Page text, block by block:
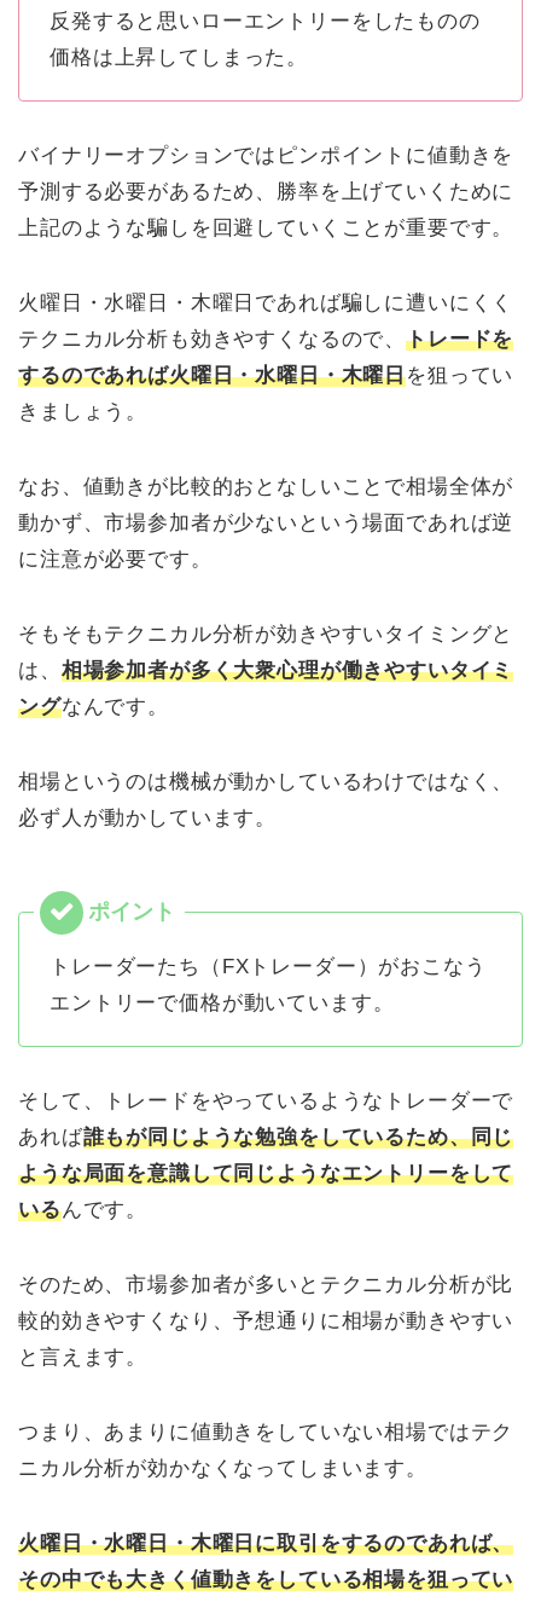
反発すると思いローエントリーをしたものの
価格は上昇してしまった。
バイナリーオプションではピンポイントに値動きを
予測する必要があるため、勝率を上げていくために
上記のような騙しを回避していくことが重要です。
火曜日・水曜日・木曜日であれば騙しに遭いにくく
テクニカル分析も効きやすくなるので、トレードを
するのであれば火曜日・水曜日・木曜日を狙ってい
きましょう。
なお、値動きが比較的おとなしいことで相場全体が
動かず、市場参加者が少ないという場面であれば逆
に注意が必要です。
そもそもテクニカル分析が効きやすいタイミングと
は、 相場参加者が多く大衆心理が働きやすいタイミ
ングなんです。
相場というのは機械が動かしているわけではなく、
必ず人が動かしています。
トレーダーたち（FXトレーダー）がおこなう
エントリーで価格が動いています。
そして、トレードをやっているようなトレーダーで
あれば誰もが同じような勉強をしているため、同じ
ような局面を意識して同じようなエントリーをして
いるんです。
そのため、市場参加者が多いとテクニカル分析が比
較的効きやすくなり、予想通りに相場が動きやすい
と言えます。
つまり、あまりに値動きをしていない相場ではテク
ニカル分析が効かなくなってしまいます。
火曜日・水曜日・木曜日に取引をするのであれば、
その中でも大きく値動きをしている相場を狙ってい